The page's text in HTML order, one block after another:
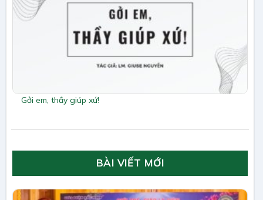
Gởi em, thầy giúp xứ!
BÀI VIẾT MỚI